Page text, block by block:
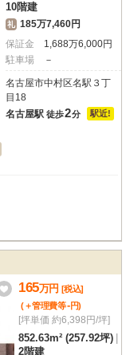
10階建
礼 185万7,460円
保証金
1,688万6,000円
駐車場
－
名古屋市中村区名駅３丁
目18
名古屋駅 徒歩2分 駅近!
165万円 [税込]
(＋管理費等-円)
[坪単価 約6,398円/坪]
852.63m² (257.92坪)
2階建